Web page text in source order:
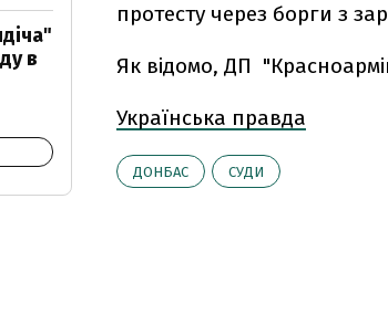
протесту через борги з
Як відомо, ДП
Українська правда
ДОНБАС СУДИ
в